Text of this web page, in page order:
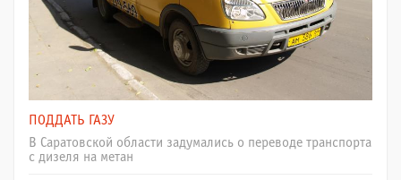
ПОДДАТЬ ГАЗУ
В Саратовской области задумались о переводе транспорта
с дизеля на метан